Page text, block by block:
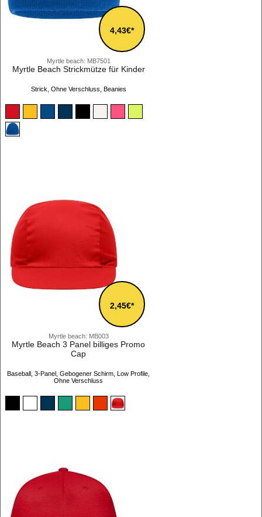
Myrtle beach: MB7501
4,43€*
Myrtle Beach Strickmütze für Kinder
Strick, Ohne Verschluss, Beanies
Myrtle beach: MB003
2,45€*
Myrtle Beach 3 Panel billiges Promo
Cap
Baseball, 3-Panel, Gebogener Schirm, Low Profile,
Ohne Verschluss